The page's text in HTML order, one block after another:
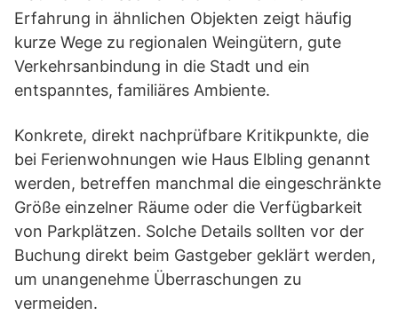
Erfahrung in ähnlichen Objekten zeigt häufig
kurze Wege zu regionalen Weingütern, gute
Verkehrsanbindung in die Stadt und ein
entspanntes, familiäres Ambiente.
Konkrete, direkt nachprüfbare Kritikpunkte, die
bei Ferienwohnungen wie Haus Elbling genannt
werden, betreffen manchmal die eingeschränkte
Größe einzelner Räume oder die Verfügbarkeit
von Parkplätzen. Solche Details sollten vor der
Buchung direkt beim Gastgeber geklärt werden,
um unangenehme Überraschungen zu
vermeiden.